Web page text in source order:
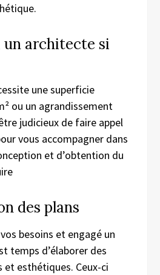
un architecte si
une superficie
ou un agrandissement
judicieux de faire appel
vous accompagner dans
et d’obtention du
des plans
besoins et engagé un
temps d’élaborer des
et esthétiques. Ceux-ci